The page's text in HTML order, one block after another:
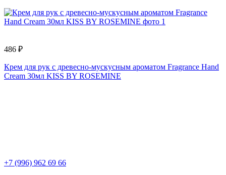
486 ₽
Крем для рук с древесно-мускусным ароматом Fragrance Hand
Cream 30мл KISS BY ROSEMINE
+7 (996) 962 69 66